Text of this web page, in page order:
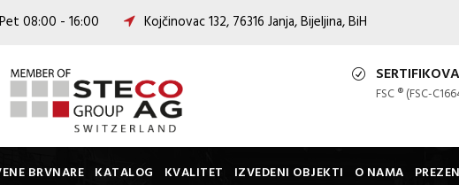
08:00 - 16:00 Kojčinovac 132, 76316 Janja, Bijeljina, BiH
FSC ® (FSC-
BRVNARE KATALOG KVALITET IZVEDENI OBJEKTI O NAMA